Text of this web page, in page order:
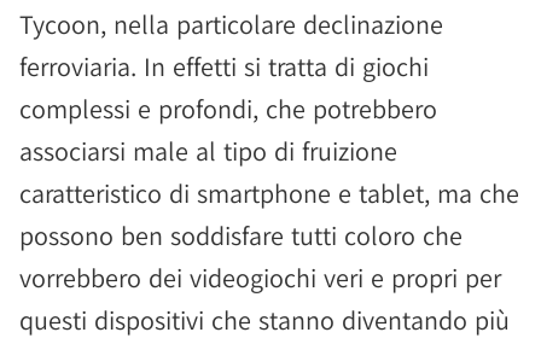
Tycoon, nella particolare declinazione
ferroviaria. In effetti si tratta di giochi
complessi e profondi, che potrebbero
associarsi male al tipo di fruizione
caratteristico di smartphone e tablet, ma che
possono ben soddisfare tutti coloro che
vorrebbero dei videogiochi veri e propri per
questi dispositivi che stanno diventando più